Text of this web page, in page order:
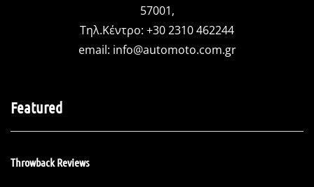
57001,
Τηλ.Κέντρο: +30 2310 462244
email: info@automoto.com.gr
Featured
Throwback Reviews